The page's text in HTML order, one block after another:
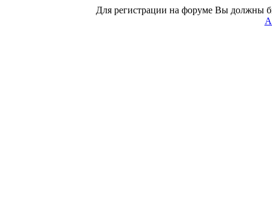
Для регистрации на форуме Вы должны